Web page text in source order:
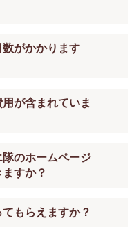
がかかります
が含まれていま
のホームページ
すか？
もらえますか？